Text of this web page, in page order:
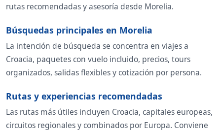
rutas recomendadas y asesoría desde Morelia.
Búsquedas principales en Morelia
La intención de búsqueda se concentra en viajes a
Croacia, paquetes con vuelo incluido, precios, tours
organizados, salidas flexibles y cotización por persona.
Rutas y experiencias recomendadas
Las rutas más útiles incluyen Croacia, capitales europeas,
circuitos regionales y combinados por Europa. Conviene